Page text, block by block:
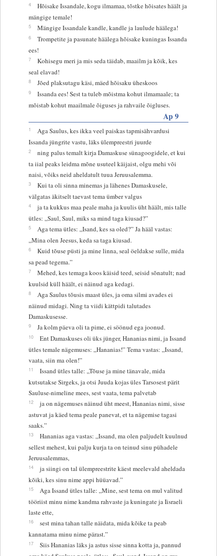
4
Hõisake Issandale, kogu ilmamaa, tõstke hõisates häält ja
mängige temale!
5 Mängige Issandale kandle, kandle ja laulude häälega!
6
Trompetite ja pasunate häälega hõisake kuningas Issanda
ees!
7
Kohisegu meri ja mis seda täidab, maailm ja kõik, kes
seal elavad!
8 Jõed plaksutagu käsi, mäed hõisaku üheskoos
9
Issanda ees! Sest ta tuleb mõistma kohut ilmamaale; ta
mõistab kohut maailmale õiguses ja rahvaile õigluses.
Ap 9
1
Aga Saulus, kes ikka veel paiskas tapmisähvardusi
Issanda jüngrite vastu, läks ülempreestri juurde
2
ning palus temalt kirja Damaskuse sünagoogidele, et kui
ta iial peaks leidma mõne usuteel käijaist, olgu mehi või
naisi, võiks neid aheldatult tuua Jeruusalemma.
3
Kui ta oli sinna minemas ja lähenes Damaskusele,
välgatas äkitselt taevast tema ümber valgus
4
ja ta kukkus maa peale maha ja kuulis üht häält, mis talle
ütles: „Saul, Saul, miks sa mind taga kiusad?”
5
Aga tema ütles: „Isand, kes sa oled?” Ja hääl vastas:
„Mina olen Jeesus, keda sa taga kiusad.
6
Kuid tõuse püsti ja mine linna, seal öeldakse sulle, mida
sa pead tegema.”
7
Mehed, kes temaga koos käisid teed, seisid sõnatult; nad
kuulsid küll häält, ei näinud aga kedagi.
8
Aga Saulus tõusis maast üles, ja oma silmi avades ei
näinud midagi. Ning ta viidi kättpidi talutades
Damaskusesse.
9 Ja kolm päeva oli ta pime, ei söönud ega joonud.
10
Ent Damaskuses oli üks jünger, Hananias nimi, ja Issand
ütles temale nägemuses: „Hananias!” Tema vastas: „Issand,
vaata, siin ma olen!”
11
Issand ütles talle: „Tõuse ja mine tänavale, mida
kutsutakse Sirgeks, ja otsi Juuda kojas üles Tarsosest pärit
Sauluse-nimeline mees, sest vaata, tema palvetab
12
ja on nägemuses näinud üht meest, Hananias nimi, sisse
astuvat ja käed tema peale panevat, et ta nägemise tagasi
saaks.”
13
Hananias aga vastas: „Issand, ma olen paljudelt kuulnud
sellest mehest, kui palju kurja ta on teinud sinu pühadele
Jeruusalemmas,
14
ja siingi on tal ülempreestrite käest meelevald aheldada
kõiki, kes sinu nime appi hüüavad.”
15
Aga Issand ütles talle: „Mine, sest tema on mul valitud
tööriist minu nime kandma rahvaste ja kuningate ja Iisraeli
laste ette,
16
sest mina tahan talle näidata, mida kõike ta peab
kannatama minu nime pärast.”
17
Siis Hananias läks ja astus sisse sinna kotta ja, pannud